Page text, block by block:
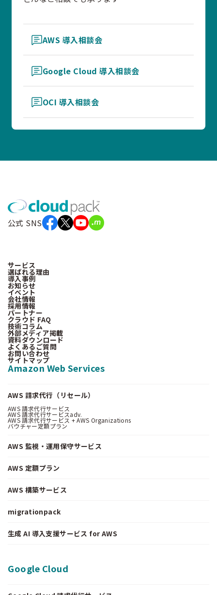
AWS 導入相談会
Google Cloud 導入相談会
OCI 導入相談会
公式 SNS
サービス
選ばれる理由
導入事例
お知らせ
イベント
会社情報
採用情報
パートナー
クラウド FAQ
技術コラム
外部メディア掲載
資料ダウンロード
よくあるご質問
お問い合わせ
サイトマップ
Amazon Web Services
AWS 請求代行（リセール）
AWS 請求代行サービス
AWS 請求代行サービスadv.
AWS 請求代行サービス + AWS Organizations
バウチャー定額プラン
AWS 監視・運用保守サービス
AWS 定額プラン
AWS 構築サービス
migrationpack
生成 AI 導入支援サービス for AWS
Google Cloud